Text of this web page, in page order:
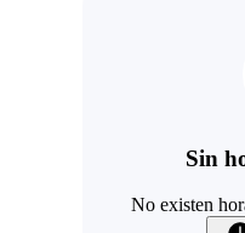
Sin
No existen